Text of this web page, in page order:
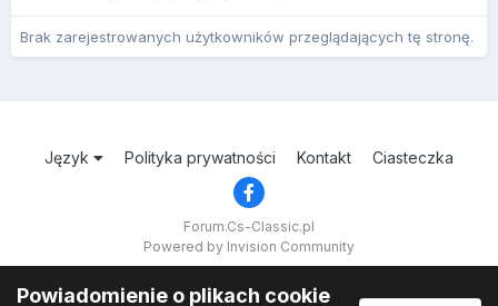
Brak zarejestrowanych użytkowników przeglądających tę stronę.
Język Polityka prywatności Kontakt Ciasteczka
Forum.Cs-Classic.pl
Powered by Invision Community
Powiadomienie o plikach cookie